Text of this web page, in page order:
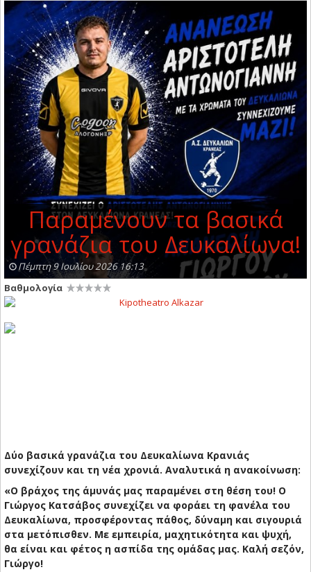
Παραμένουν τα βασικά
γρανάζια του Δευκαλίωνα!
Πέμπτη 9 Ιουλίου 2026 16:13
Βαθμολογία
Δύο βασικά γρανάζια του Δευκαλίωνα Κρανιάς
συνεχίζουν και τη νέα χρονιά. Αναλυτικά η ανακοίνωση:
«Ο βράχος της άμυνάς μας παραμένει στη θέση του! Ο
Γιώργος Κατσάβος συνεχίζει να φοράει τη φανέλα του
Δευκαλίωνα, προσφέροντας πάθος, δύναμη και σιγουριά
στα μετόπισθεν. Με εμπειρία, μαχητικότητα και ψυχή,
θα είναι και φέτος η ασπίδα της ομάδας μας. Καλή σεζόν,
Γιώργο!